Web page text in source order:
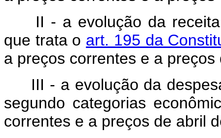
II - a evolução da
que trata o art. 195 da
a preços correntes e a
III - a evolução da
segundo categorias
correntes e a preços de abril